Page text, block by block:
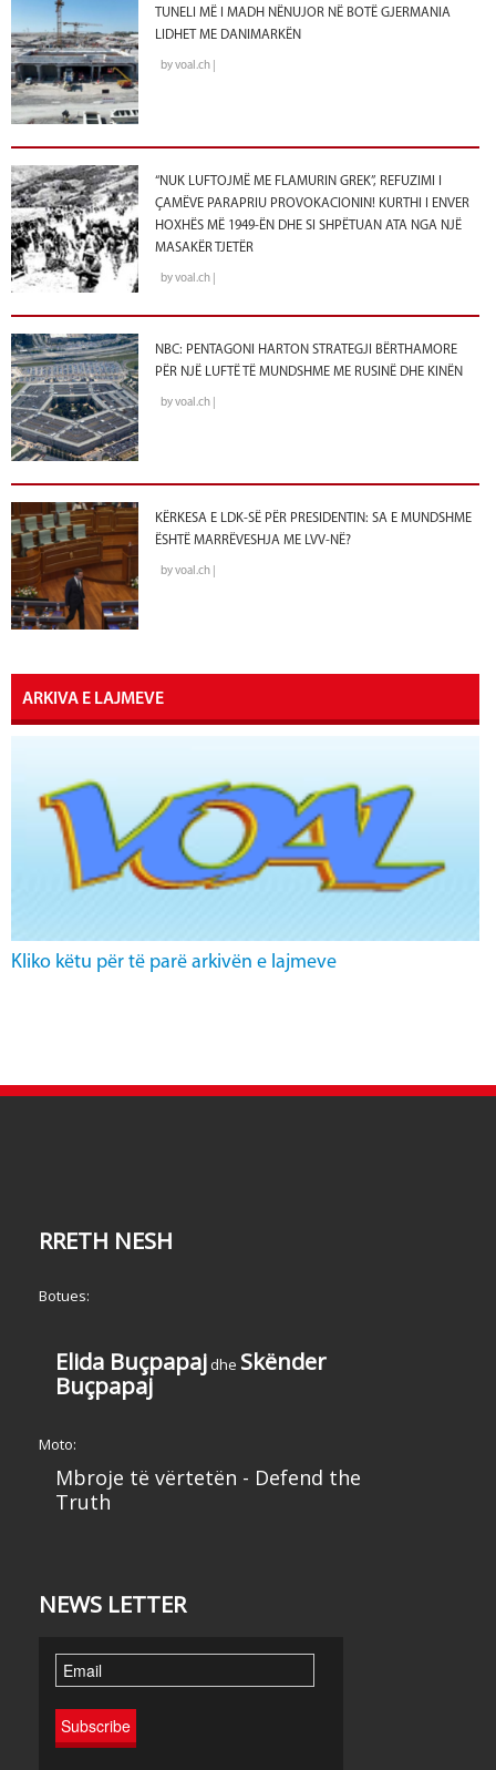
TUNELI MË I MADH NËNUJOR NË BOTË GJERMANIA
LIDHET ME DANIMARKËN
by voal.ch |
“NUK LUFTOJMË ME FLAMURIN GREK”, REFUZIMI I
ÇAMËVE PARAPRIU PROVOKACIONIN! KURTHI I ENVER
HOXHËS MË 1949-ËN DHE SI SHPËTUAN ATA NGA NJË
MASAKËR TJETËR
by voal.ch |
NBC: PENTAGONI HARTON STRATEGJI BËRTHAMORE
PËR NJË LUFTË TË MUNDSHME ME RUSINË DHE KINËN
by voal.ch |
KËRKESA E LDK-SË PËR PRESIDENTIN: SA E MUNDSHME
ËSHTË MARRËVESHJA ME LVV-NË?
by voal.ch |
ARKIVA E LAJMEVE
Kliko këtu për të parë arkivën e lajmeve
RRETH NESH
Botues:
Elida Buçpapaj dhe Skënder
Buçpapaj
Moto:
Mbroje të vërtetën - Defend the
Truth
NEWS LETTER